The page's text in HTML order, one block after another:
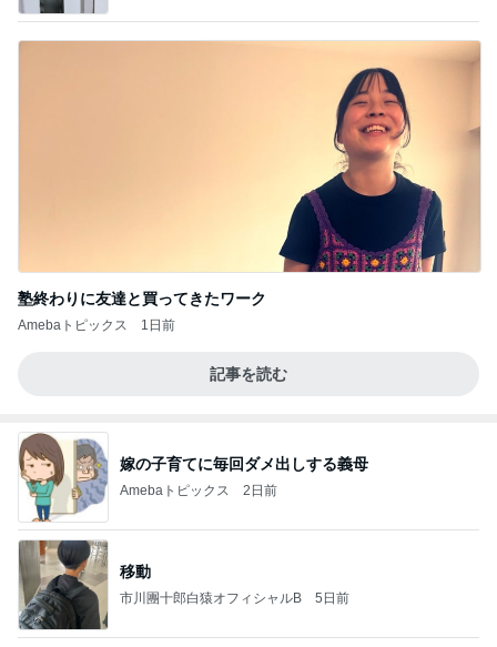
塾終わりに友達と買ってきたワーク
Amebaトピックス 1日前
記事を読む
嫁の子育てに毎回ダメ出しする義母
Amebaトピックス 2日前
移動
市川團十郎白猿オフィシャルB 5日前